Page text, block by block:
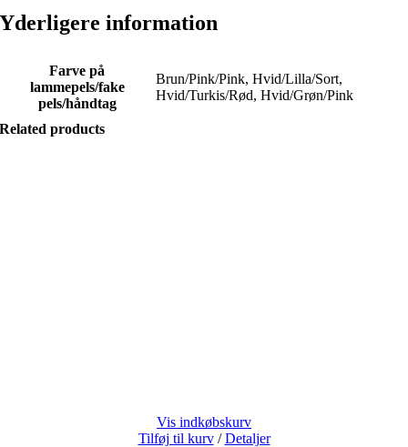
Yderligere information
Farve på
lammepels/fake
pels/håndtag
Brun/Pink/Pink, Hvid/Lilla/Sort,
Hvid/Turkis/Rød, Hvid/Grøn/Pink
Related products
Vis indkøbskurv
Tilføj til kurv / Detaljer